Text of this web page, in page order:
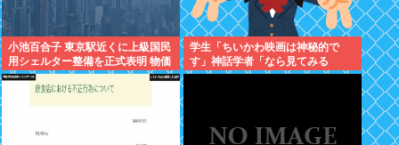
小池百合子 東京駅近くに上級国民
用シェルター整備を正式表明 物価
高なんて無視で血税ぶっこむ模様
支持したのはあなた達
学生「ちいかわ映画は神秘的で
す」神話学者「なら見てみる
か…」